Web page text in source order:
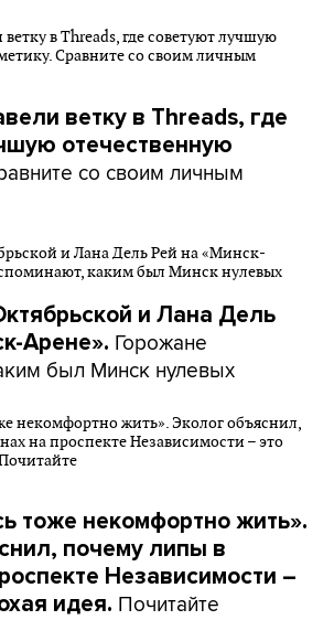
ветку в Threads, где
отечественную
со своим личным
и Лана Дель
Арене». Горожане
был Минск нулевых
тоже некомфортно жить».
почему липы в
Независимости –
идея. Почитайте